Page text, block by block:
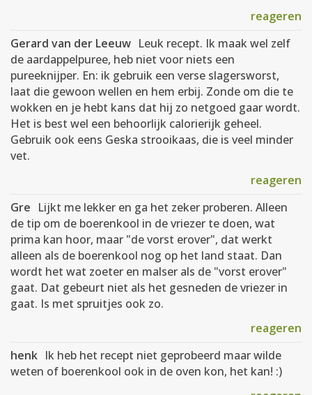
reageren
Gerard van der Leeuw Leuk recept. Ik maak wel zelf
de aardappelpuree, heb niet voor niets een
pureeknijper. En: ik gebruik een verse slagersworst,
laat die gewoon wellen en hem erbij. Zonde om die te
wokken en je hebt kans dat hij zo netgoed gaar wordt.
Het is best wel een behoorlijk calorierijk geheel.
Gebruik ook eens Geska strooikaas, die is veel minder
vet.
reageren
Gre Lijkt me lekker en ga het zeker proberen. Alleen
de tip om de boerenkool in de vriezer te doen, wat
prima kan hoor, maar "de vorst erover", dat werkt
alleen als de boerenkool nog op het land staat. Dan
wordt het wat zoeter en malser als de "vorst erover"
gaat. Dat gebeurt niet als het gesneden de vriezer in
gaat. Is met spruitjes ook zo.
reageren
henk Ik heb het recept niet geprobeerd maar wilde
weten of boerenkool ook in de oven kon, het kan! :)